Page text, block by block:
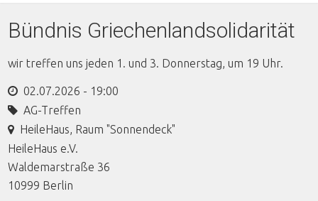
Bündnis Griechenlandsolidarität
wir treffen uns jeden 1. und 3. Donnerstag, um 19 Uhr.
02.07.2026 - 19:00
AG-Treffen
HeileHaus, Raum "Sonnendeck"
HeileHaus e.V.
Waldemarstraße 36
10999 Berlin